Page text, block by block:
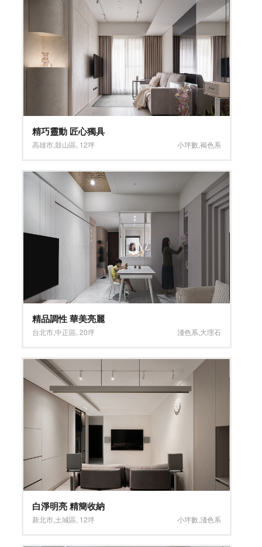
精巧靈動 匠心獨具
高雄市 鼓山區 12坪 小坪數 褐色系
精品調性 華美亮麗
台北市,中正區 ,20坪 淺色系 大理石
白淨明亮 精簡收納
新北市 土城區 12坪 小坪數 淺色系